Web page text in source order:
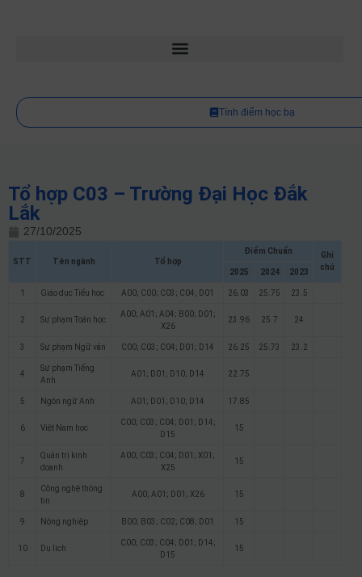
Tính điểm học bạ
Tổ hợp C03 – Trường Đại Học Đắk
Lắk
27/10/2025
STT Tên ngành Tổ hợp
Điểm Chuẩn
Ghi
chú
2025 2024 2023
1 Giáo dục Tiểu học A00; C00; C03; C04; D01 26.03 25.75 23.5
2 Sư phạm Toán học
A00; A01; A04; B00; D01;
X26
23.96 25.7 24
3 Sư phạm Ngữ văn C00; C03; C04; D01; D14 26.25 25.73 23.2
4
Sư phạm Tiếng
Anh
A01; D01; D10; D14 22.75
5 Ngôn ngữ Anh A01; D01; D10; D14 17.85
6 Việt Nam học
C00; C03; C04; D01; D14;
D15
15
7
Quản trị kinh
doanh
A00; C03; C04; D01; X01;
X25
15
8
Công nghệ thông
tin
A00; A01; D01; X26 15
9 Nông nghiệp B00; B03; C02; C08; D01 15
10 Du lịch
C00; C03; C04; D01; D14;
D15
15